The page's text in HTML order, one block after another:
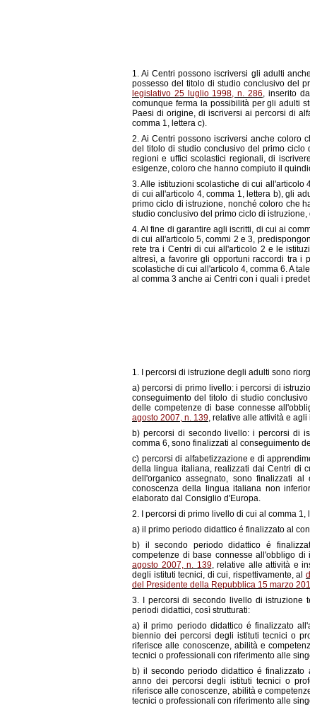
1. Ai Centri possono iscriversi gli adulti
possesso del titolo di studio conclusivo del
legislativo 25 luglio 1998, n. 286 , inserito
comunque ferma la possibilità per gli adulti
Paesi di origine, di iscriversi ai percorsi di
comma 1, lettera c).
2. Ai Centri possono iscriversi anche coloro
del titolo di studio conclusivo del primo ciclo
regioni e uffici scolastici regionali, di
esigenze, coloro che hanno compiuto il
3. Alle istituzioni scolastiche di cui all'articolo
di cui all'articolo 4, comma 1, lettera b), gli
primo ciclo di istruzione, nonché coloro che
studio conclusivo del primo ciclo di
4. Al fine di garantire agli iscritti, di cui ai
di cui all'articolo 5, commi 2 e 3,
rete tra i Centri di cui all'articolo 2 e le
altresì, a favorire gli opportuni raccordi tra i
scolastiche di cui all'articolo 4, comma 6. A
al comma 3 anche ai Centri con i quali i
1. I percorsi di istruzione degli adulti sono
a) percorsi di primo livello: i percorsi di
conseguimento del titolo di studio
delle competenze di base connesse
agosto 2007, n. 139 , relative alle attività e
b) percorsi di secondo livello: i percorsi di
comma 6, sono finalizzati al conseguimento
c) percorsi di alfabetizzazione e di
della lingua italiana, realizzati dai Centri di
dell'organico assegnato, sono finalizzati
conoscenza della lingua italiana non
elaborato dal Consiglio d'Europa.
2. I percorsi di primo livello di cui al comma
a) il primo periodo didattico é finalizzato al
b) il secondo periodo didattico é
competenze di base connesse all'obbligo di
agosto 2007, n. 139, relative alle attività e
degli istituti tecnici, di cui, rispettivamente, al
del Presidente della Repubblica 15 marzo
3. I percorsi di secondo livello di istruzione
periodi didattici, così strutturati:
a) il primo periodo didattico é finalizzato
biennio dei percorsi degli istituti tecnici o
riferisce alle conoscenze, abilità e
tecnici o professionali con riferimento alle
b) il secondo periodo didattico é finalizzato
anno dei percorsi degli istituti tecnici o
riferisce alle conoscenze, abilità e
tecnici o professionali con riferimento alle